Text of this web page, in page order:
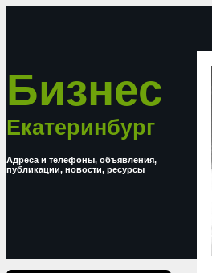
Бизнес
Екатеринбург
Адреса и телефоны, объявления,
публикации, новости, ресурсы